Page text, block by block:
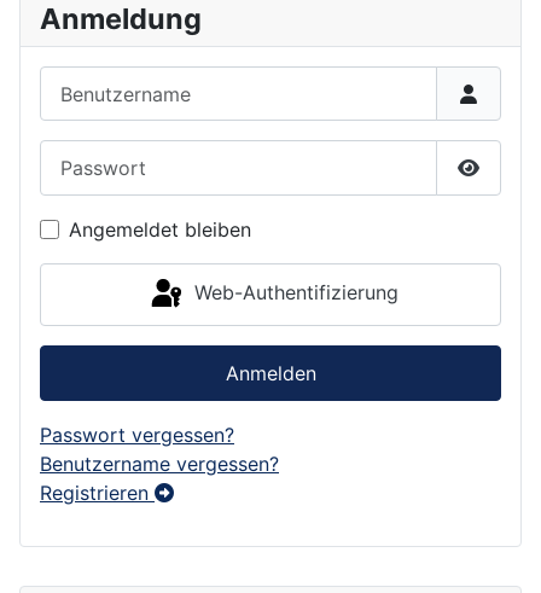
Anmeldung
Angemeldet bleiben
Web-Authentifizierung
Anmelden
Passwort vergessen?
Benutzername vergessen?
Registrieren